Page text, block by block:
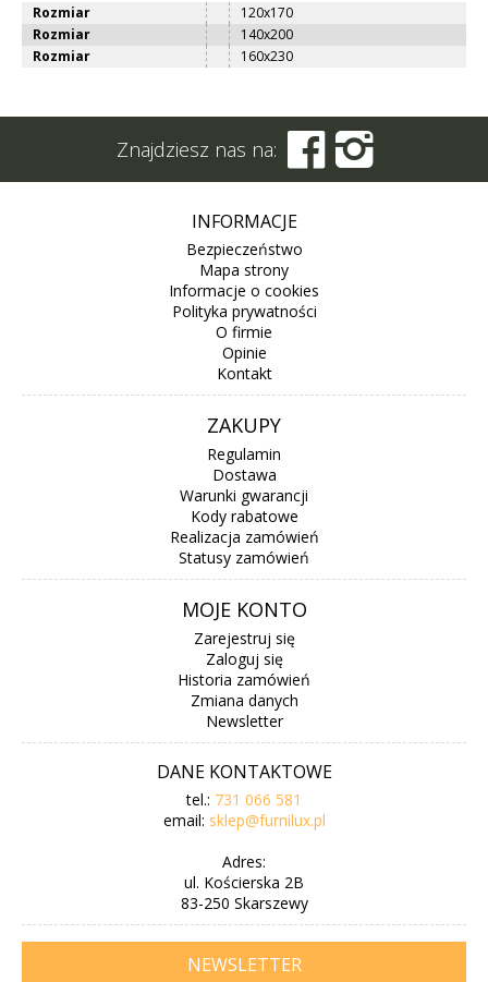
Rozmiar
120x170
Rozmiar
140x200
Rozmiar
160x230
Znajdziesz nas na:  
INFORMACJE
Bezpieczeństwo
Mapa strony
Informacje o cookies
Polityka prywatności
O firmie
Opinie
Kontakt
ZAKUPY
Regulamin
Dostawa
Warunki gwarancji
Kody rabatowe
Realizacja zamówień
Statusy zamówień
MOJE KONTO
Zarejestruj się
Zaloguj się
Historia zamówień
Zmiana danych
Newsletter
DANE KONTAKTOWE
tel.: 731 066 581
email: sklep@furnilux.pl
Adres:
ul. Kościerska 2B
83-250 Skarszewy
NEWSLETTER